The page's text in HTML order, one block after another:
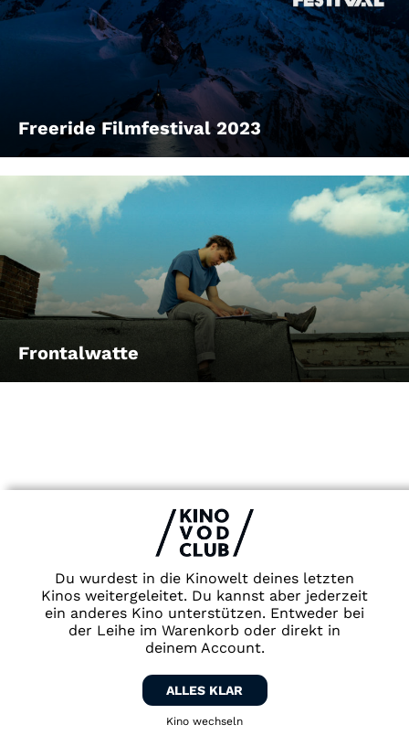
Du wurdest in die Kinowelt deines letzten
Kinos weitergeleitet. Du kannst aber jederzeit
ein anderes Kino unterstützen. Entweder bei
der Leihe im Warenkorb oder direkt in
deinem Account.
ALLES KLAR
Kino wechseln
Freeride Filmfestival 2023
Frontalwatte